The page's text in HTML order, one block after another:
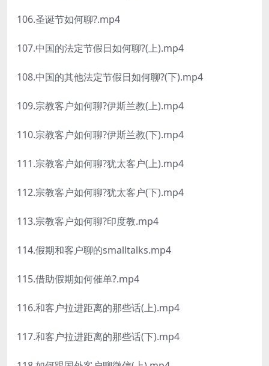
106.圣诞节如何聊?.mp4
107.中国的法定节假日如何聊?(上).mp4
108.中国的其他法定节假日如何聊?(下).mp4
109.宗教客户如何聊?伊斯兰教(上).mp4
110.宗教客户如何聊?伊斯兰教(下).mp4
111.宗教客户如何聊?犹太客户(上).mp4
112.宗教客户如何聊?犹太客户(下).mp4
113.宗教客户如何聊?印度教.mp4
114.假期和客户聊的smalltalks.mp4
115.借助假期如何催单?.mp4
116.和客户拉进距离的那些话(上).mp4
117.和客户拉进距离的那些话(下).mp4